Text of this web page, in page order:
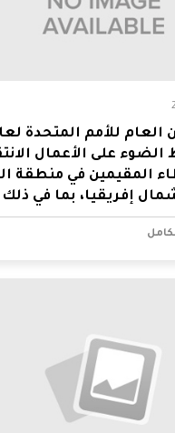
العام للأمم المتحدة
الضوء على الأعمال
المقيمين في منطقة
إفريقيا، بما في ذلك
الرقمية